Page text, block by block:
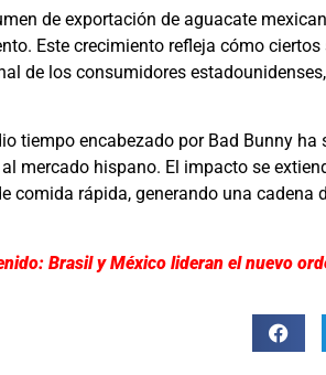
de exportación de aguacate
Este crecimiento refleja cómo
de los consumidores
tiempo encabezado por Bad Bunny
mercado hispano. El impacto se
comida rápida, generando una cadena
Brasil y México lideran el nuevo